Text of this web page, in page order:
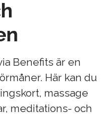
Benefits är en
Här kan du
massage
meditations- och